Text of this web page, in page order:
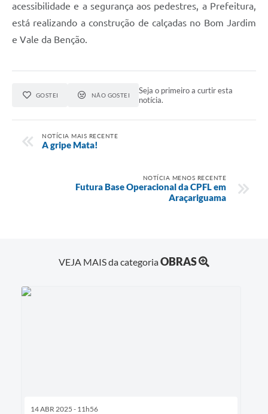
acessibilidade e a segurança aos pedestres, a Prefeitura,
está realizando a construção de calçadas no Bom Jardim
e Vale da Benção.
GOSTEI NÃO GOSTEI
Seja o primeiro a curtir esta
notícia.
NOTÍCIA MAIS RECENTE
A gripe Mata!
NOTÍCIA MENOS RECENTE
Futura Base Operacional da CPFL em
Araçariguama
VEJA MAIS da categoriaOBRAS
14 ABR 2025 - 11h56